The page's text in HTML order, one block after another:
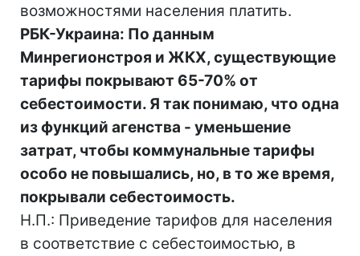
возможностями населения платить.
РБК-Украина: По данным
Минрегионстроя и ЖКХ, существующие
тарифы покрывают 65-70% от
себестоимости. Я так понимаю, что одна
из функций агенства - уменьшение
затрат, чтобы коммунальные тарифы
особо не повышались, но, в то же время,
покрывали себестоимость.
Н.П.: Приведение тарифов для населения
в соответствие с себестоимостью, в